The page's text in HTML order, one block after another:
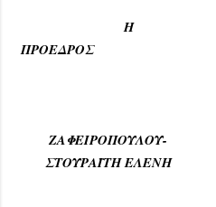
Η
ΠΡΟΕΔΡΟΣ
ΖΑΦΕΙΡΟΠΟΥΛΟΥ-
ΣΤΟΥΡΑΪΤΗ ΕΛΕΝΗ